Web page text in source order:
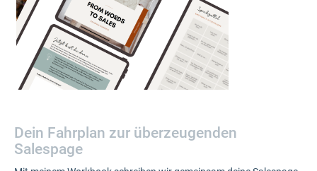
Dein Fahrplan zur überzeugenden
Salespage